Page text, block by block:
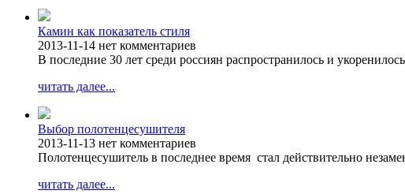
Камин как показатель стиля
2013-11-14 нет комментариев
В последние 30 лет среди россиян распространилось и
читать далее...
Выбор полотенцесушителя
2013-11-13 нет комментариев
Полотенцесушитель в последнее время стал действительно
читать далее...